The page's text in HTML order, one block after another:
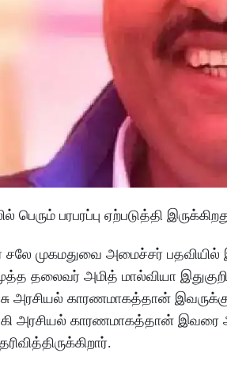
பரபரப்பு ஏற்படுத்தி
முகமதுவை அமைச்சர் பதவியில்
தலைவர் அமித் மால்வியா
அரசியல் காரணமாகத்தான்
அரசியல் காரணமாகத்தான் இவரை